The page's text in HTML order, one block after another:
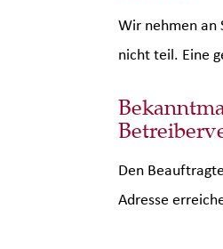
Wir nehmen an
nicht teil. Eine
Den
Adresse